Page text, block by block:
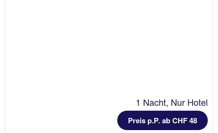
1 Nacht, Nur Hotel
Preis p.P. ab CHF 48